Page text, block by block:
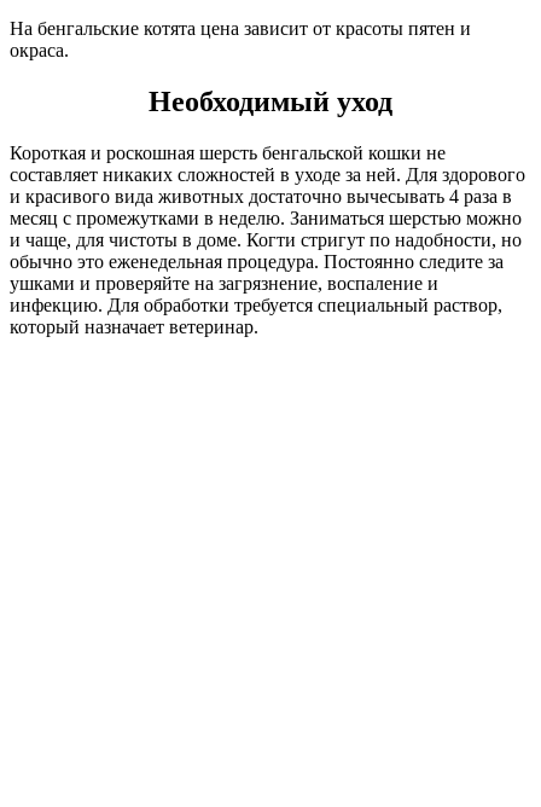
На бенгальские котята цена зависит от красоты пятен и
окраса.
Необходимый уход
Короткая и роскошная шерсть бенгальской кошки не
составляет никаких сложностей в уходе за ней. Для здорового
и красивого вида животных достаточно вычесывать 4 раза в
месяц с промежутками в неделю. Заниматься шерстью можно
и чаще, для чистоты в доме. Когти стригут по надобности, но
обычно это еженедельная процедура. Постоянно следите за
ушками и проверяйте на загрязнение, воспаление и
инфекцию. Для обработки требуется специальный раствор,
который назначает ветеринар.